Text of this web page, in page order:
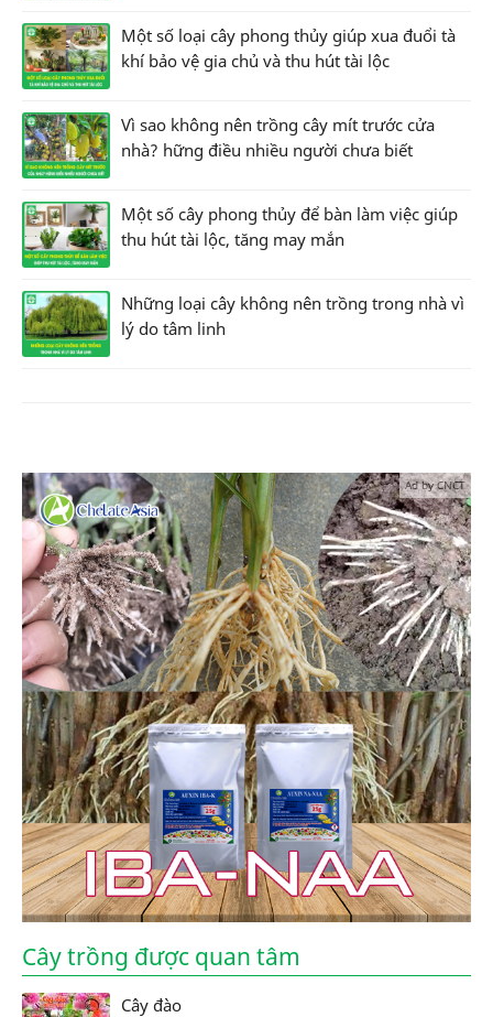
Một số loại cây phong thủy giúp xua đuổi tà
khí bảo vệ gia chủ và thu hút tài lộc
Vì sao không nên trồng cây mít trước cửa
nhà? hững điều nhiều người chưa biết
Một số cây phong thủy để bàn làm việc giúp
thu hút tài lộc, tăng may mắn
Những loại cây không nên trồng trong nhà vì
lý do tâm linh
Ad by CNCT
Cây trồng được quan tâm
Cây đào